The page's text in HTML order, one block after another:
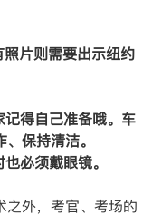
片则需要出示纽约
得自己准备哦。车
保持清洁。
必须戴眼镜。
之外，考官、考场的